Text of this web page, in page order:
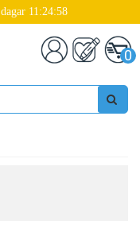
dagar 11:24:56
0